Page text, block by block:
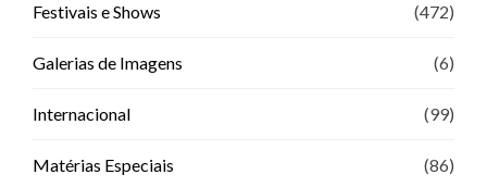
Festivais e Shows (472)
Galerias de Imagens (6)
Internacional (99)
Matérias Especiais (86)